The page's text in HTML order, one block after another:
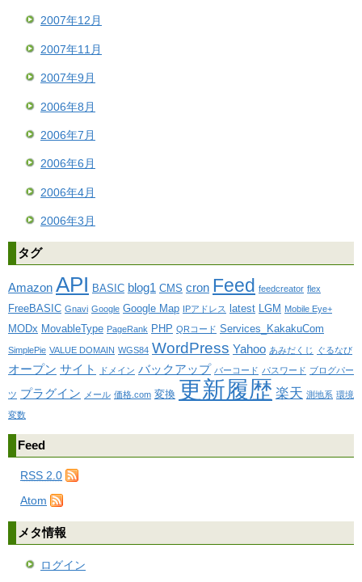
2007年12月
2007年11月
2007年9月
2006年8月
2006年7月
2006年6月
2006年4月
2006年3月
タグ
Amazon API BASIC blog1 CMS cron Feed feedcreator flex
FreeBASIC Gnavi Google Google Map IPアドレス latest LGM Mobile Eye+
MODx MovableType PageRank PHP QRコード Services_KakakuCom
SimplePie VALUE DOMAIN WGS84 WordPress Yahoo あみだくじ ぐるなび
オープン サイト ドメイン バックアップ バーコード パスワード ブログパー
ツ プラグイン メール 価格.com 変換 更新履歴 楽天 測地系 環境
変数
Feed
RSS 2.0
Atom
メタ情報
ログイン